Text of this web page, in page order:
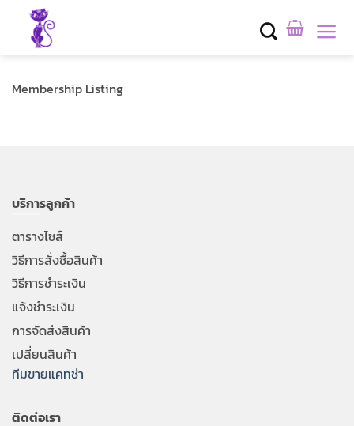
content
Membership Listing
บริการลูกค้า
ตารางไซส์
วิธีการสั่งซื้อสินค้า
วิธีการชำระเงิน
แจ้งชำระเงิน
การจัดส่งสินค้า
เปลี่ยนสินค้า
ทีมขายแคทช่า
ติดต่อเรา